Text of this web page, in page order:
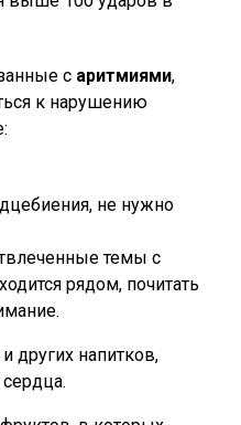
с аритмиями,
к нарушению
не нужно
темы с
рядом, почитать
других напитков,